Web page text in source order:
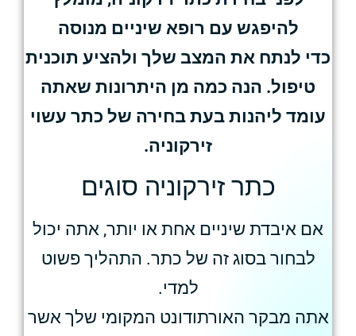
להיפגש עם רופא שיניים מנוסה
כדי לנתח את המצב שלך ולהציע תוכנית
טיפול. הנה כמה מן היתרונות שאתה
עומד ליהנות בעת בחירה של כתר עשוי
זירקוניה.
כתר זירקוניה סוגים
אם איבדת שיניים אחת או יותר, אתה יכול
לבחור בסוג זה של כתר. התהליך פשוט
למדי.
אתה מבקר האורתודונט המקומי שלך אשר